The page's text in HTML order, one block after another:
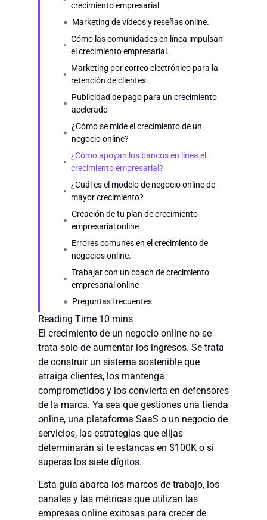
crecimiento empresarial
Marketing de vídeos y reseñas online.
Cómo las comunidades en línea impulsan
el crecimiento empresarial.
Marketing por correo electrónico para la
retención de clientes.
Publicidad de pago para un crecimiento
acelerado
¿Cómo se mide el crecimiento de un
negocio online?
¿Cómo apoyan los bancos en línea el
crecimiento empresarial?
¿Cuál es el modelo de negocio online de
mayor crecimiento?
Creación de tu plan de crecimiento
empresarial online
Errores comunes en el crecimiento de
negocios online.
Trabajar con un coach de crecimiento
empresarial online
Preguntas frecuentes
El crecimiento de un negocio online no se
trata solo de aumentar los ingresos. Se trata
de construir un sistema sostenible que
atraiga clientes, los mantenga
comprometidos y los convierta en defensores
de la marca. Ya sea que gestiones una tienda
online, una plataforma SaaS o un negocio de
servicios, las estrategias que elijas
determinarán si te estancas en $100K o si
superas los siete dígitos.
Esta guía abarca los marcos de trabajo, los
canales y las métricas que utilizan las
empresas online exitosas para crecer de